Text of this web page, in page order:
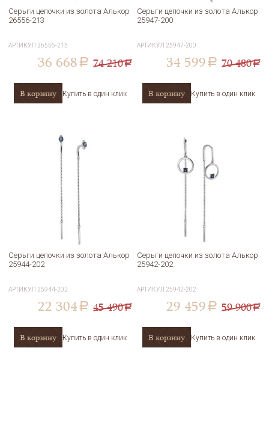
Серьги цепочки из золота Алькор
26556-213
АРТИКУЛ 26556-213
36 668 a 74 210a
В корзину Купить в один клик
Серьги цепочки из золота Алькор
25947-200
АРТИКУЛ 25947-200
34 599 a 70 480a
В корзину Купить в один клик
Серьги цепочки из золота Алькор
25944-202
АРТИКУЛ 25944-202
22 304 a 45 490a
В корзину Купить в один клик
Серьги цепочки из золота Алькор
25942-202
АРТИКУЛ 25942-202
29 459 a 59 900a
В корзину Купить в один клик